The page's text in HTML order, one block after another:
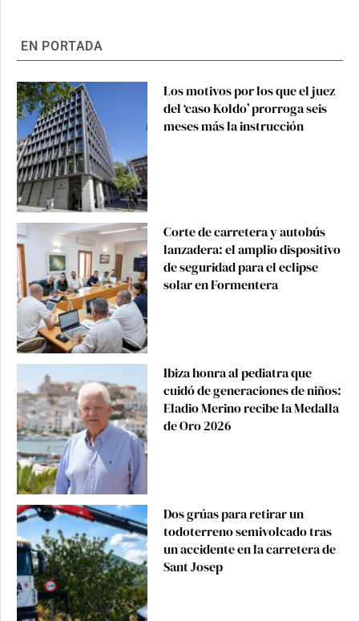
EN PORTADA
Los motivos por los que el juez
del ‘caso Koldo’ prorroga seis
meses más la instrucción
Corte de carretera y autobús
lanzadera: el amplio dispositivo
de seguridad para el eclipse
solar en Formentera
Ibiza honra al pediatra que
cuidó de generaciones de niños:
Eladio Merino recibe la Medalla
de Oro 2026
Dos grúas para retirar un
todoterreno semivolcado tras
un accidente en la carretera de
Sant Josep